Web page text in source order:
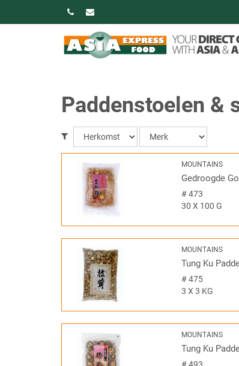
Paddenstoelen &
MOUNTAINS
Gedroogde
#473
30 X 100 G
MOUNTAINS
Tung Ku
#475
3 X 3 KG
MOUNTAINS
Tung Ku